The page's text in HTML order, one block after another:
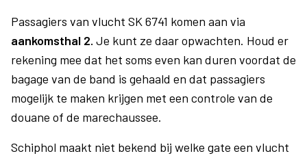
Passagiers van vlucht SK 6741 komen aan via
aankomsthal 2. Je kunt ze daar opwachten. Houd er
rekening mee dat het soms even kan duren voordat de
bagage van de band is gehaald en dat passagiers
mogelijk te maken krijgen met een controle van de
douane of de marechaussee.
Schiphol maakt niet bekend bij welke gate een vlucht